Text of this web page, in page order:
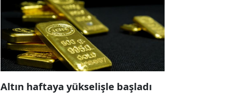
Altın haftaya yükselişle başladı